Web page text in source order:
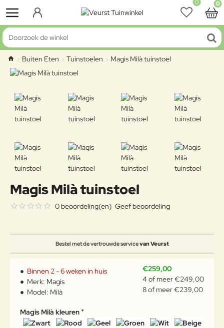
0 0
Doorzoek de winkel
home
Buiten Eten Tuinstoelen Magis Milà tuinstoel
Magis Milà tuinstoel
Bestel met de vertrouwde servicevan Veurst
0 beoordeling(en) Geef beoordeling
€259,00
4 of meer €249,00
8 of meer €239,00
Binnen 2 - 6 weken in huis
Merk: Magis
Model: Milà
Magis Milà kleuren